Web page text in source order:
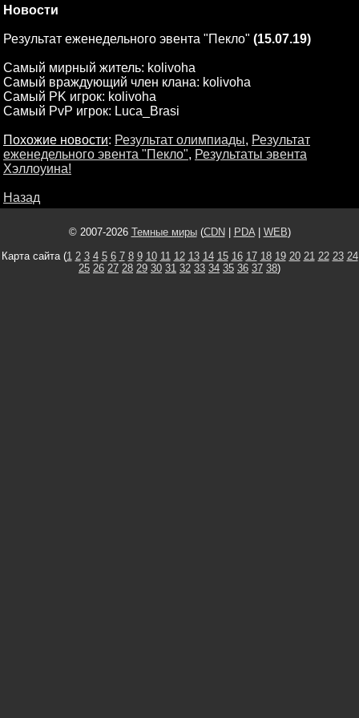
Новости
Результат еженедельного эвента "Пекло" (15.07.19)
Самый мирный житель: kolivoha
Самый враждующий член клана: kolivoha
Самый PK игрок: kolivoha
Самый PvP игрок: Luca_Brasi
Похожие новости: Результат олимпиады, Результат
еженедельного эвента "Пекло", Результаты эвента
Хэллоуина!
Назад
© 2007-2026 Темные миры(CDN PDA| WEB)
Карта сайта (1 2 3 4 5 6 7 8 9 10 11 12 13 14 15 16 17 18 19 20 21 22 23 24
25 26 27 28 29 30 31 32 33 34 35 36 37 38)